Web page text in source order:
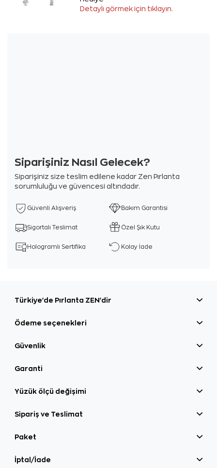
Detaylı görmek için tıklayın.
Siparişiniz Nasıl Gelecek?
Siparişiniz size teslim edilene kadar Zen Pırlanta
sorumluluğu ve güvencesi altındadır.
Güvenli Alışveriş Bakım Garantisi
Sigortalı Teslimat Özel Şık Kutu
Hologramlı Sertifika Kolay İade
Türkiye'de Pırlanta ZEN'dir
Ödeme seçenekleri
Güvenlik
Garanti
Yüzük ölçü değişimi
Sipariş ve Teslimat
Paket
İptal/İade